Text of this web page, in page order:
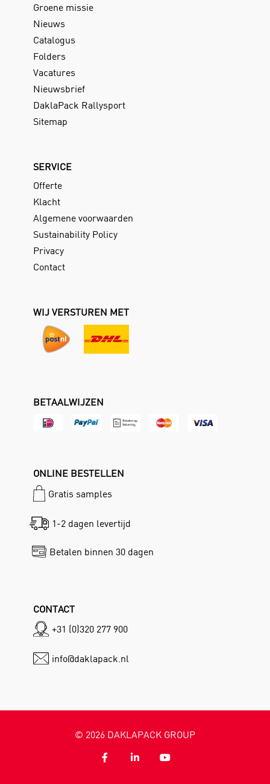
Groene missie
Nieuws
Catalogus
Folders
Vacatures
Nieuwsbrief
DaklaPack Rallysport
Sitemap
SERVICE
Offerte
Klacht
Algemene voorwaarden
Sustainability Policy
Privacy
Contact
WIJ VERSTUREN MET
BETAALWIJZEN
ONLINE BESTELLEN
Gratis samples
1-2 dagen levertijd
Betalen binnen 30 dagen
CONTACT
+31 (0)320 277 900
info@daklapack.nl
© 2026 DAKLAPACK GROUP